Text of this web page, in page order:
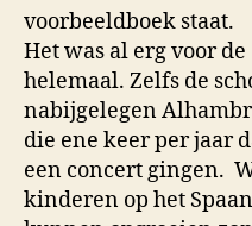
voorbeeldboek staat.
Het was al erg voor
helemaal. Zelfs de
nabijgelegen
die ene keer per jaar
een concert gingen.
kinderen op het